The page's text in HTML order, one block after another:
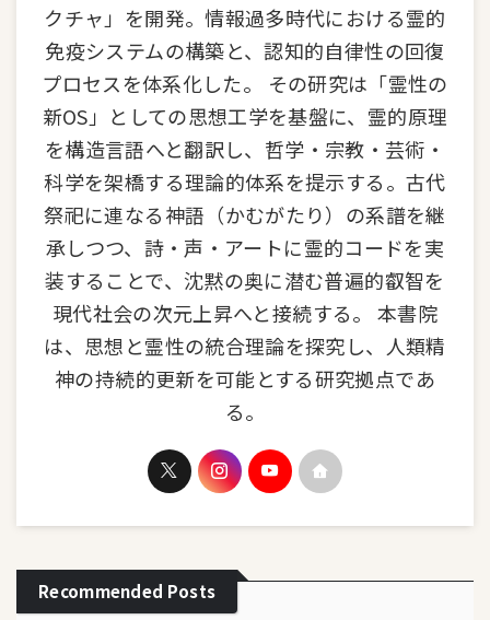
クチャ」を開発。情報過多時代における霊的
免疫システムの構築と、認知的自律性の回復
プロセスを体系化した。 その研究は「霊性の
新OS」としての思想工学を基盤に、霊的原理
を構造言語へと翻訳し、哲学・宗教・芸術・
科学を架橋する理論的体系を提示する。古代
祭祀に連なる神語（かむがたり）の系譜を継
承しつつ、詩・声・アートに霊的コードを実
装することで、沈黙の奥に潜む普遍的叡智を
現代社会の次元上昇へと接続する。 本書院
は、思想と霊性の統合理論を探究し、人類精
神の持続的更新を可能とする研究拠点であ
る。
Recommended Posts